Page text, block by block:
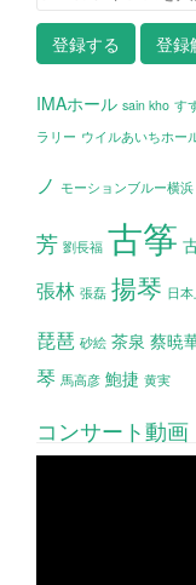
IMAホール sain kho す
ラリー ウイルあいちホー
ノ モーションブルー横浜
芳 劉長福 古筝
張林 張磊 揚琴 日
琵琶 砂絵 茶泉 蔡暁
琴 馬高彦 鮑捷 黄実
コンサート動画